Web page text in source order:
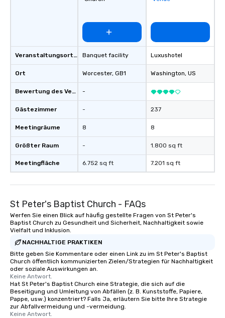
Veranstaltungsortstyp
Ort
Bewertung des Veranstaltungsortes
Gästezimmer
Meetingräume
Größter Raum
Meetingfläche
Banquet facility
Worcester, GB1
-
-
8
-
6.752 sq ft
Luxushotel
Washington, US
237
8
1.800 sq ft
7.201 sq ft
St Peter's Baptist Church - FAQs
Werfen Sie einen Blick auf häufig gestellte Fragen von St Peter's
Baptist Church zu Gesundheit und Sicherheit, Nachhaltigkeit sowie
Vielfalt und Inklusion.
NACHHALTIGE PRAKTIKEN
Bitte geben Sie Kommentare oder einen Link zu im St Peter's Baptist
Church öffentlich kommunizierten Zielen/Strategien für Nachhaltigkeit
oder soziale Auswirkungen an.
Keine Antwort.
Hat St Peter's Baptist Church eine Strategie, die sich auf die
Beseitigung und Umleitung von Abfällen (z. B. Kunststoffe, Papiere,
Pappe, usw.) konzentriert? Falls Ja, erläutern Sie bitte Ihre Strategie
zur Abfallvermeidung und -vermeidung.
Keine Antwort.